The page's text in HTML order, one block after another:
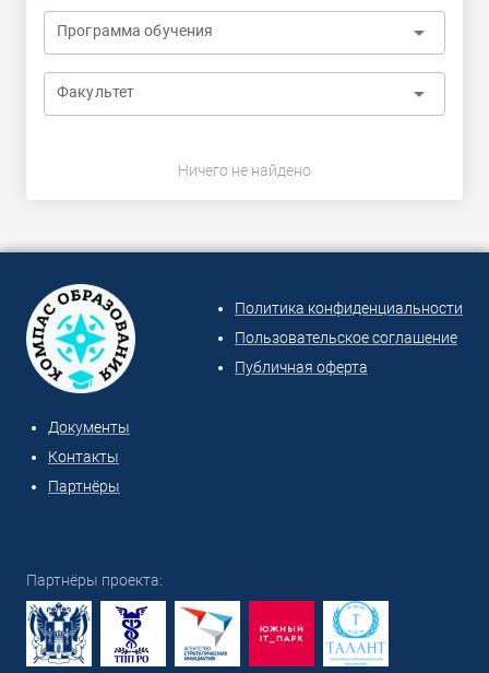
Программа обучения arrow_drop_down
Факультет arrow_drop_down
Ничего не найдено
Политика конфиденциальности
Пользовательское соглашение
Публичная оферта
Документы
Контакты
Партнёры
Партнёры проекта: